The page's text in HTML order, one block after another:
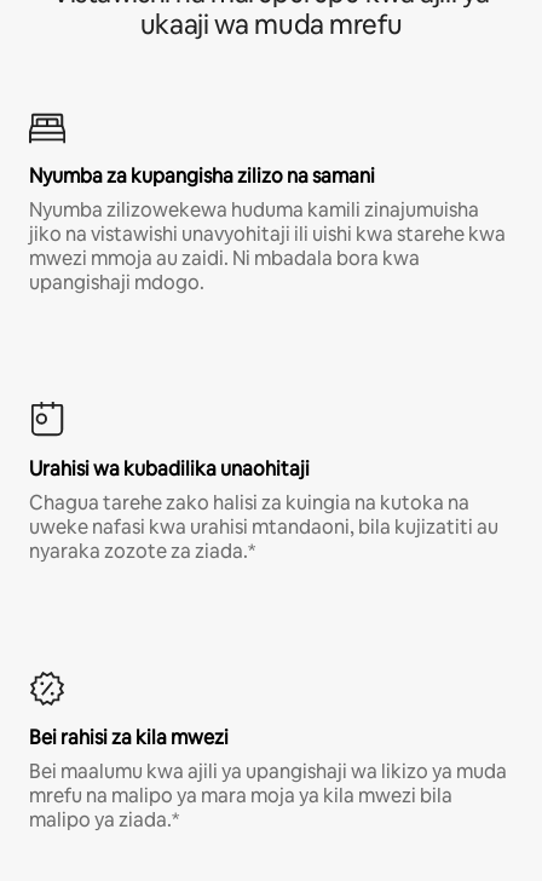
ukaaji wa muda mrefu
Nyumba za kupangisha zilizo na samani
Nyumba zilizowekewa huduma kamili zinajumuisha
jiko na vistawishi unavyohitaji ili uishi kwa starehe kwa
mwezi mmoja au zaidi. Ni mbadala bora kwa
upangishaji mdogo.
Urahisi wa kubadilika unaohitaji
Chagua tarehe zako halisi za kuingia na kutoka na
uweke nafasi kwa urahisi mtandaoni, bila kujizatiti au
nyaraka zozote za ziada.*
Bei rahisi za kila mwezi
Bei maalumu kwa ajili ya upangishaji wa likizo ya muda
mrefu na malipo ya mara moja ya kila mwezi bila
malipo ya ziada.*